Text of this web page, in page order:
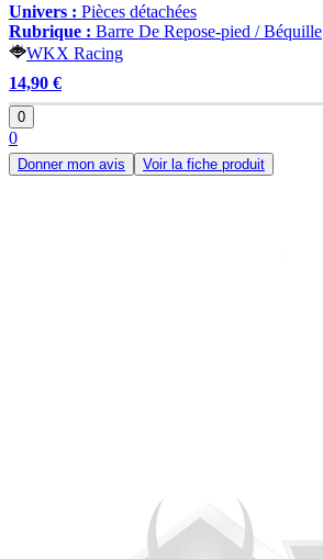
Univers : Pièces détachées
Rubrique : Barre De Repose-pied / Béquille
WKX Racing
14,90 €
0
0
Donner mon avis Voir la fiche produit